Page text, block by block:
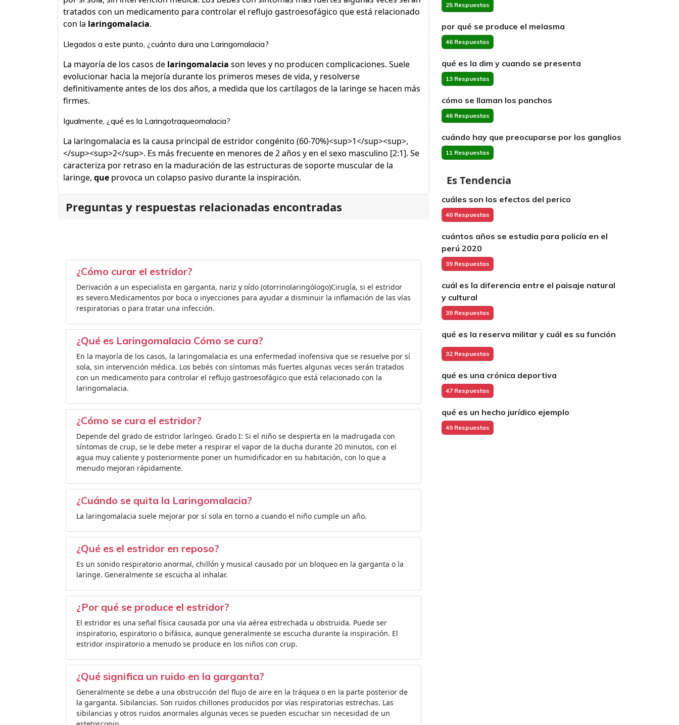
tratados con un medicamento para controlar el reflujo gastroesofágico que está relacionado
con la laringomalacia.
Llegados a este punto, ¿cuánto dura una Laringomalacia?
La mayoría de los casos de laringomalacia son leves y no producen complicaciones. Suele
evolucionar hacia la mejoría durante los primeros meses de vida, y resolverse
definitivamente antes de los dos años, a medida que los cartílagos de la laringe se hacen más
firmes.
Igualmente, ¿qué es la Laringotraqueomalacia?
La laringomalacia es la causa principal de estridor congénito (60-70%)<sup>1</sup><sup>,
</sup><sup>2</sup>. Es más frecuente en menores de 2 años y en el sexo masculino [2:1]. Se
caracteriza por retraso en la maduración de las estructuras de soporte muscular de la
laringe, que provoca un colapso pasivo durante la inspiración.
Preguntas y respuestas relacionadas encontradas
¿Cómo curar el estridor?
Derivación a un especialista en garganta, nariz y oído (otorrinolaringólogo)Cirugía, si el estridor
es severo.Medicamentos por boca o inyecciones para ayudar a disminuir la inflamación de las vías
respiratorias o para tratar una infección.
¿Qué es Laringomalacia Cómo se cura?
En la mayoría de los casos, la laringomalacia es una enfermedad inofensiva que se resuelve por sí
sola, sin intervención médica. Los bebés con síntomas más fuertes algunas veces serán tratados
con un medicamento para controlar el reflujo gastroesofágico que está relacionado con la
laringomalacia.
¿Cómo se cura el estridor?
Depende del grado de estridor laríngeo. Grado I: Si el niño se despierta en la madrugada con
síntomas de crup, se le debe meter a respirar el vapor de la ducha durante 20 minutos, con el
agua muy caliente y posteriormente poner un humidificador en su habitación, con lo que a
menudo mejoran rápidamente.
¿Cuándo se quita la Laringomalacia?
La laringomalacia suele mejorar por sí sola en torno a cuando el niño cumple un año.
¿Qué es el estridor en reposo?
Es un sonido respiratorio anormal, chillón y musical causado por un bloqueo en la garganta o la
laringe. Generalmente se escucha al inhalar.
¿Por qué se produce el estridor?
El estridor es una señal física causada por una vía aérea estrechada u obstruida. Puede ser
inspiratorio, espiratorio o bifásica, aunque generalmente se escucha durante la inspiración. El
estridor inspiratorio a menudo se produce en los niños con crup.
¿Qué significa un ruido en la garganta?
Generalmente se debe a una obstrucción del flujo de aire en la tráquea o en la parte posterior de
la garganta. Sibilancias. Son ruidos chillones producidos por vías respiratorias estrechas. Las
sibilancias y otros ruidos anormales algunas veces se pueden escuchar sin necesidad de un
25 Respuestas
por qué se produce el melasma
46 Respuestas
qué es la dim y cuando se presenta
13 Respuestas
cómo se llaman los panchos
46 Respuestas
cuándo hay que preocuparse por los ganglios
11 Respuestas
Es Tendencia
cuáles son los efectos del perico
40 Respuestas
cuántos años se estudia para policía en el
perú 2020
39 Respuestas
cuál es la diferencia entre el paisaje natural
y cultural
39 Respuestas
qué es la reserva militar y cuál es su función
32 Respuestas
qué es una crónica deportiva
47 Respuestas
qué es un hecho jurídico ejemplo
49 Respuestas